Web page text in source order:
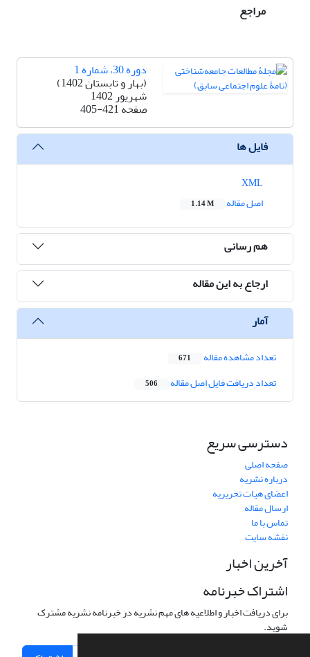
مراجع
دوره 30، شماره 1
(بهار و تابستان 1402)
شهریور 1402
صفحه405-421
فایل ها
اصل مقاله
1.14 M
هم رسانی
ارجاع به این مقاله
آمار
تعداد مشاهده مقاله 671
تعداد دریافت فایل اصل مقاله 506
دسترسی سریع
صفحه اصلی
درباره نشریه
اعضای هیات تحریریه
ارسال مقاله
تماس با ما
نقشه سایت
آخرین اخبار
اشتراک خبرنامه
برای دریافت اخبار و اطلاعیه های مهم نشریه در خبرنامه نشریه مشترک
شوید.